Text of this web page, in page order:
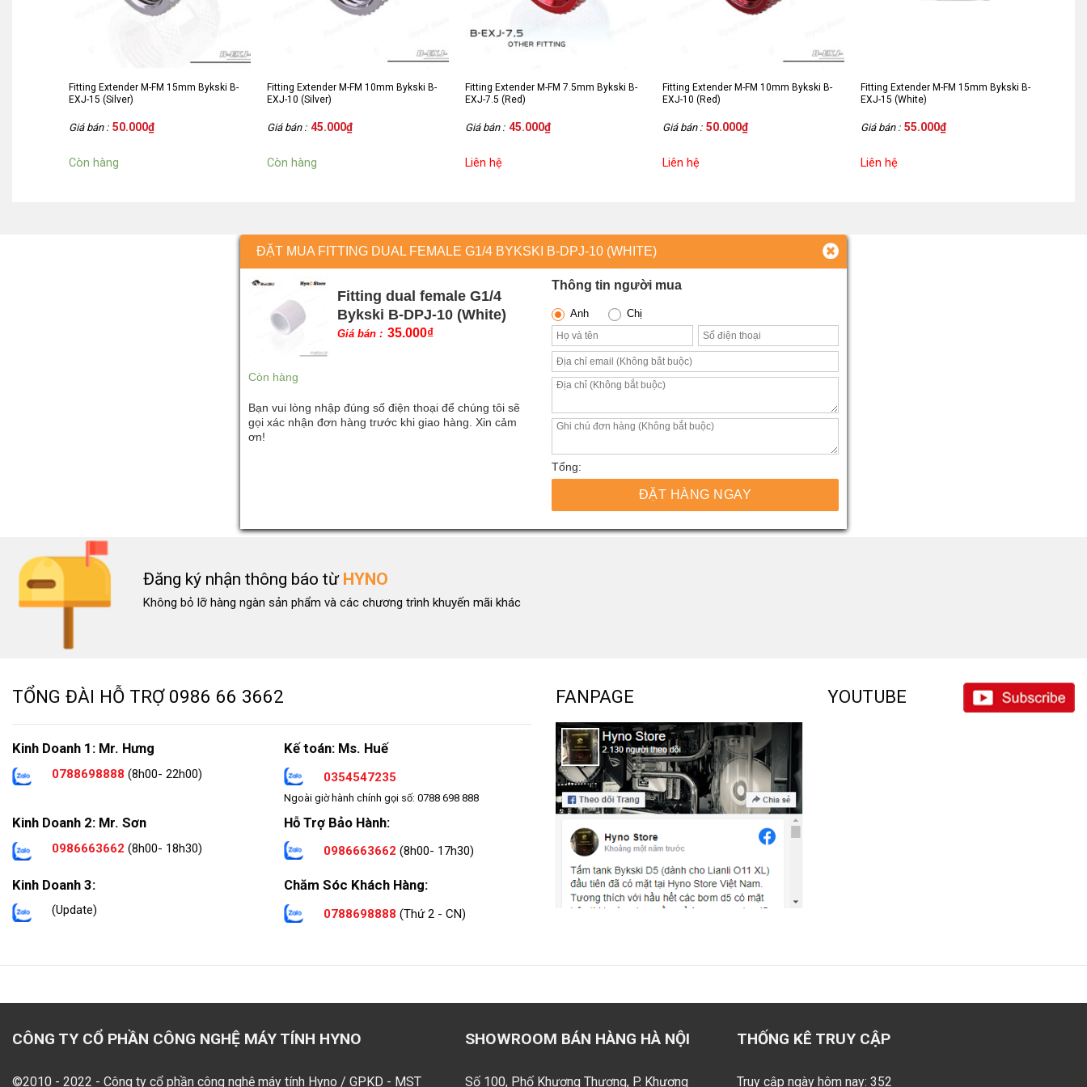
Fitting Extender M-FM 15mm Bykski B-
EXJ-15 (Silver)
Giá bán : 50.000₫
Còn hàng
Fitting Extender M-FM 10mm Bykski B-
EXJ-10 (Silver)
Giá bán : 45.000₫
Còn hàng
Fitting Extender M-FM 7.5mm Bykski B-
EXJ-7.5 (Red)
Giá bán : 45.000₫
Liên hệ
Fitting Extender M-FM 10mm Bykski B-
EXJ-10 (Red)
Giá bán : 50.000₫
Liên hệ
Fitting Extender M-FM 15mm Bykski B-
EXJ-15 (White)
Giá bán : 55.000₫
Liên hệ
ĐẶT MUA FITTING DUAL FEMALE G1/4 BYKSKI B-DPJ-10 (WHITE)
Fitting dual female G1/4
Bykski B-DPJ-10 (White)
Giá bán : 35.000₫
Còn hàng
Bạn vui lòng nhập đúng số điện thoại để chúng tôi sẽ
gọi xác nhận đơn hàng trước khi giao hàng. Xin cảm
ơn!
Thông tin người mua
Anh Chị
Tổng:
ĐẶT HÀNG NGAY
Đăng ký nhận thông báo từ HYNO
Không bỏ lỡ hàng ngàn sản phẩm và các chương trình khuyến mãi khác
TỔNG ĐÀI HỖ TRỢ 0986 66 3662
Kinh Doanh 1: Mr. Hưng
0788698888 (8h00- 22h00)
Kinh Doanh 2: Mr. Sơn
0986663662 (8h00- 18h30)
Kinh Doanh 3:
(Update)
Kế toán: Ms. Huế
0354547235
Ngoài giờ hành chính gọi số: 0788 698 888
Hỗ Trợ Bảo Hành:
0986663662 (8h00- 17h30)
Chăm Sóc Khách Hàng:
0788698888 (Thứ 2 - CN)
FANPAGE YOUTUBE
CÔNG TY CỔ PHẦN CÔNG NGHỆ MÁY TÍNH HYNO
©2010 - 2022 - Công ty cổ phần công nghệ máy tính Hyno / GPKD - MST
SHOWROOM BÁN HÀNG HÀ NỘI
Số 100, Phố Khương Thượng, P. Khương
THỐNG KÊ TRUY CẬP
Truy cập ngày hôm nay: 352